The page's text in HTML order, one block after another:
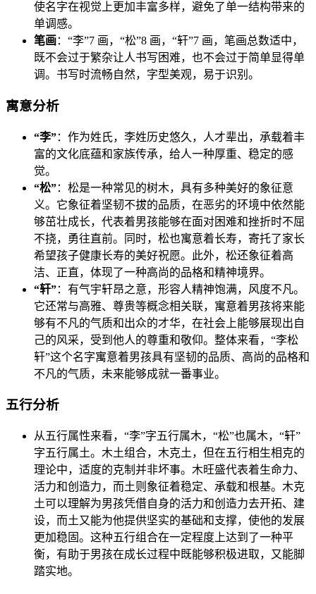
使名字在视觉上更加丰富多样，避免了单一结构带来的
单调感。
笔画：“李”7 画，“松”8 画，“轩”7 画，笔画总数适中，
既不会过于繁杂让人书写困难，也不会过于简单显得单
调。书写时流畅自然，字型美观，易于识别。
寓意分析
“李”：作为姓氏，李姓历史悠久，人才辈出，承载着丰
富的文化底蕴和家族传承，给人一种厚重、稳定的感
觉。
“松”：松是一种常见的树木，具有多种美好的象征意
义。它象征着坚韧不拔的品质，在恶劣的环境中依然能
够茁壮成长，代表着男孩能够在面对困难和挫折时不屈
不挠，勇往直前。同时，松也寓意着长寿，寄托了家长
希望孩子健康长寿的美好祝愿。此外，松还象征着高
洁、正直，体现了一种高尚的品格和精神境界。
“轩”：有气宇轩昂之意，形容人精神饱满，风度不凡。
它还常与高雅、尊贵等概念相关联，寓意着男孩将来能
够有不凡的气质和出众的才华，在社会上能够展现出自
己的风采，受到他人的尊重和敬仰。整体来看，“李松
轩”这个名字寓意着男孩具有坚韧的品质、高尚的品格和
不凡的气质，未来能够成就一番事业。
五行分析
从五行属性来看，“李”字五行属木，“松”也属木，“轩”
字五行属土。木土组合，木克土，但在五行相生相克的
理论中，适度的克制并非坏事。木旺盛代表着生命力、
活力和创造力，而土则象征着稳定、承载和根基。木克
土可以理解为男孩凭借自身的活力和创造力去开拓、建
设，而土又能为他提供坚实的基础和支撑，使他的发展
更加稳固。这种五行组合在一定程度上达到了一种平
衡，有助于男孩在成长过程中既能够积极进取，又能脚
踏实地。